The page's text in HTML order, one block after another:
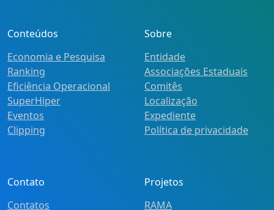
Conteúdos
Economia e Pesquisa
Ranking
Eficiência Operacional
SuperHiper
Eventos
Clipping
Sobre
Entidade
Associações Estaduais
Comitês
Localização
Expediente
Política de privacidade
Contato
Contatos
Projetos
RAMA